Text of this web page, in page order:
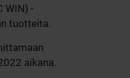
WIN) -
tuotteita.
aikana.